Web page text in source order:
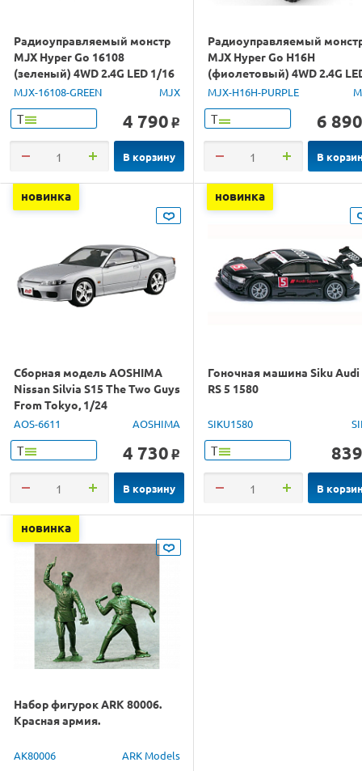
Радиоуправляемый монстр
MJX Hyper Go 16108
(зеленый) 4WD 2.4G LED 1/16
RTR
MJX-16108-GREEN MJX
Т 4 790 o
В корзину
Радиоуправляемый
MJX Hyper Go H16H
(фиолетовый) 4WD 2.4G
GPS 1/16 RTR
MJX-H16H-PURPLE
Т 6 890
В
новинка
Сборная модель AOSHIMA
Nissan Silvia S15 The Two Guys
From Tokyo, 1/24
AOS-6611 AOSHIMA
Т 4 730 o
В корзину
новинка
Гоночная машина Siku Audi
RS 5 1580
SIKU1580
Т 839
В
новинка
Набор фигурок ARK 80006.
Красная армия.
AK80006 ARK Models